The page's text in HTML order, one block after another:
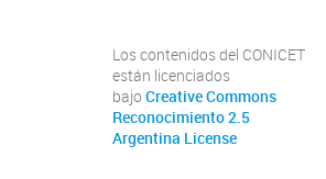
Los contenidos del CONICET
están licenciados
bajo Creative Commons
Reconocimiento 2.5
Argentina License